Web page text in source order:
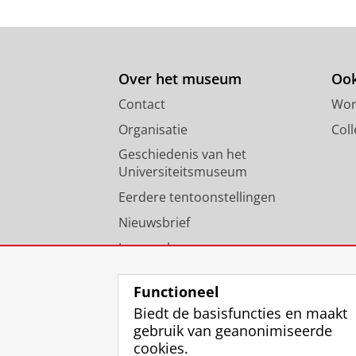
Over het museum
Contact
Organisatie
Geschiedenis van het
Universiteitsmuseum
Eerdere tentoonstellingen
Nieuwsbrief
Jaarverslagen
Vacatures
Functioneel
Biedt de basisfuncties en maakt
gebruik van geanonimiseerde
cookies.